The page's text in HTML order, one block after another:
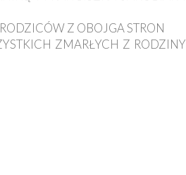
Z OBOJGA STRON
ZMARŁYCH Z RODZINY